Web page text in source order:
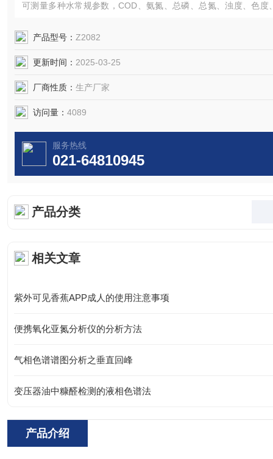
可测量多种水常规参数，COD、氨氮、总磷、总氮、浊度、色度
产品型号： Z2082
更新时间： 2025-03-25
厂商性质： 生产厂家
访问量： 4089
服务热线
021-64810945
产品分类
相关文章
紫外可见香蕉APP成人的使用注意事项
便携氧化亚氮分析仪的分析方法
气相色谱谱图分析之垂直回峰
变压器油中糠醛检测的液相色谱法
产品介绍